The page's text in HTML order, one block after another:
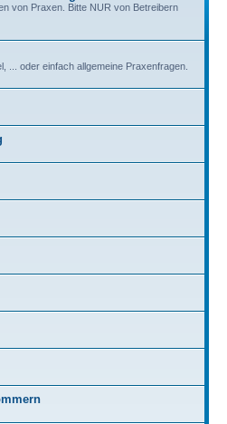
von Praxen. Bitte NUR von Betreibern
... oder einfach allgemeine Praxenfragen.